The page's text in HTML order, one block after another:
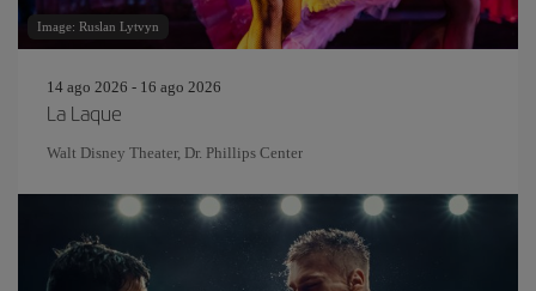
Image: Ruslan Lytvyn
14 ago 2026 - 16 ago 2026
La Laque
Walt Disney Theater, Dr. Phillips Center